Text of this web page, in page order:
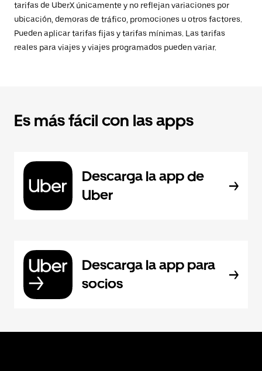
tarifas de UberX únicamente y no reflejan variaciones por
ubicación, demoras de tráfico, promociones u otros factores.
Pueden aplicar tarifas fijas y tarifas mínimas. Las tarifas
reales para viajes y viajes programados pueden variar.
Es más fácil con las apps
Descarga la app de
Uber
Descarga la app para
socios